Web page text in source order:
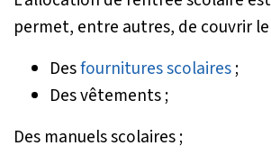
permet, entre autres, de couvrir
Desfournitures scolaires;
Des vêtements ;
Des manuels scolaires ;